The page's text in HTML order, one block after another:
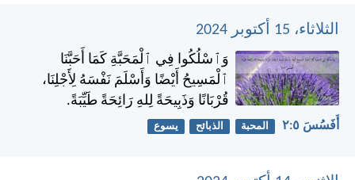
الثلاثاء، 15 أكتوبر 2024
وَٱسْلُكُوا فِي ٱلْمَحَبَّةِ كَمَا أَحَبَّنَا
ٱلْمَسِيحُ أَيْضًا وَأَسْلَمَ نَفْسَهُ لِأَجْلِنَا،
قُرْبَانًا وَذَبِيحَةً لِلهِ رَائِحَةً طَيِّبَةً.
أَفَسُسَ ٥:‏٢ المحبة الذبائح يسوع